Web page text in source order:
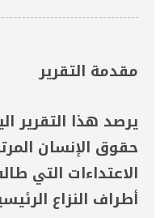
مقدمة التقرير
يرصد هذا التقرير
حقوق الإنسان
الاعتداءات التي
أطراف النزاع